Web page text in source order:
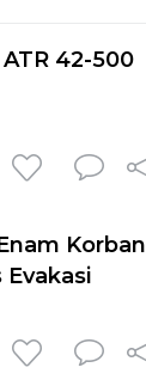
42-500
Korban